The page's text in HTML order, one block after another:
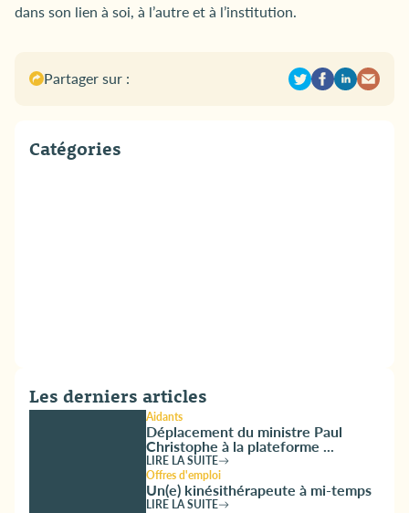
dans son lien à soi, à l’autre et à l’institution.
Partager sur :
Catégories
Les derniers articles
Aidants
Déplacement du ministre Paul
Christophe à la plateforme ...
LIRE LA SUITE
Offres d'emploi
Un(e) kinésithérapeute à mi-temps
LIRE LA SUITE